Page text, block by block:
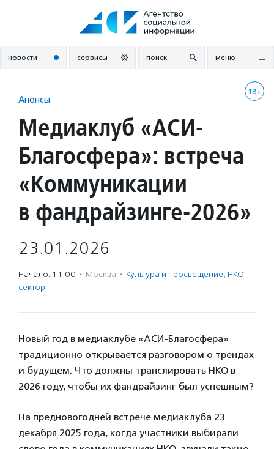
новости сервисы поиск меню
18+
Анонсы
Медиаклуб «АСИ-
Благосфера»: встреча
«Коммуникации
в фандрайзинге-2026»
23.01.2026
Начало: 11:00 · Москва · Культура и просвещение, НКО-
сектор
Новый год в медиаклубе «АСИ-Благосфера»
традиционно открывается разговором о трендах
и будущем. Что должны транслировать НКО в
2026 году, чтобы их фандрайзинг был успешным?
На предновогодней встрече медиаклуба 23
декабря 2025 года, когда участники выбирали